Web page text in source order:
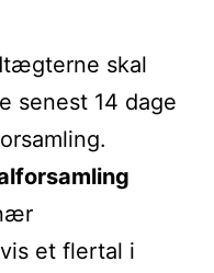
skal
senest 14 dage
et flertal i